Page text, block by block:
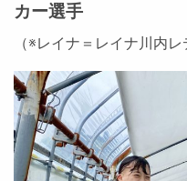
カー選手
（※レイナ＝レイナ川内